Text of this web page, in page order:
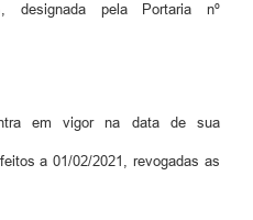
designada pela Portaria nº
em vigor na data de sua
a 01/02/2021, revogadas as